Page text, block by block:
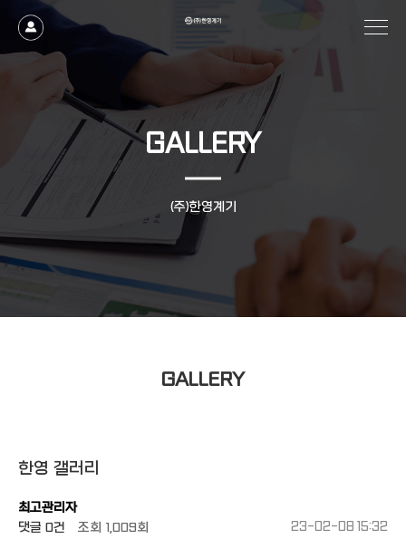
GALLERY
(주)한영계기
GALLERY
한영 갤러리
최고관리자
댓글 0건 조회 1,009회 23-02-08 15:32